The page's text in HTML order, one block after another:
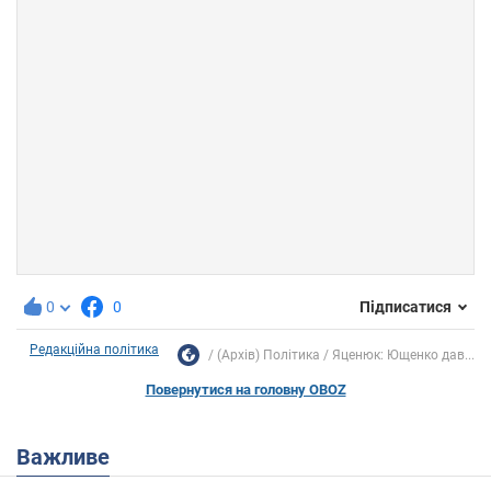
0 0 Підписатися
Редакційна політика (Архів) Політика Яценюк: Ющенко дав...
Повернутися на головну OBOZ
Важливе